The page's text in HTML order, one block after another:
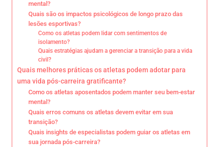
mental?
Quais são os impactos psicológicos de longo prazo das
lesões esportivas?
Como os atletas podem lidar com sentimentos de
isolamento?
Quais estratégias ajudam a gerenciar a transição para a vida
civil?
Quais melhores práticas os atletas podem adotar para
uma vida pós-carreira gratificante?
Como os atletas aposentados podem manter seu bem-estar
mental?
Quais erros comuns os atletas devem evitar em sua
transição?
Quais insights de especialistas podem guiar os atletas em
sua jornada pós-carreira?